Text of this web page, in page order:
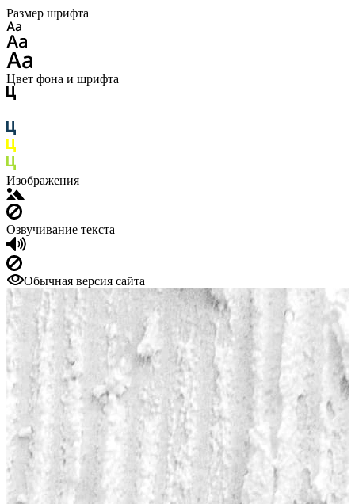
Размер шрифта
Цвет фона и шрифта
Изображения
Озвучивание текста
Обычная версия сайта